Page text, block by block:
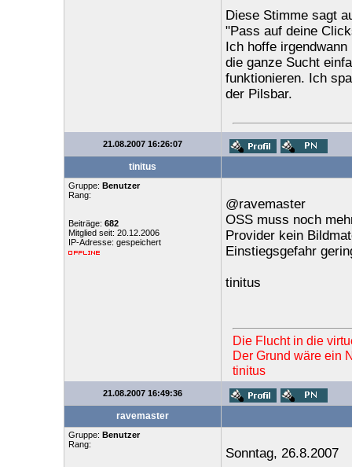
Diese Stimme sagt
"Pass auf deine
Ich hoffe
die ganze Sucht
funktionieren. Ich
der Pilsbar.
21.08.2007 16:26:07
tinitus
Gruppe: Benutzer
Rang:
Beiträge: 682
Mitglied seit: 20.12.2006
IP-Adresse: gespeichert
@ravemaster
OSS muss noch
Provider kein
Einstiegsgefahr
tinitus
Die Flucht in die
Der Grund wäre ein
tinitus
21.08.2007 16:49:36
ravemaster
Gruppe: Benutzer
Rang:
Sonntag, 26.8.2007